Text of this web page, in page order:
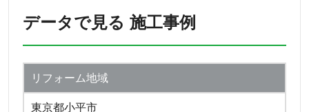
データで見る 施工事例
リフォーム地域
東京都小平市